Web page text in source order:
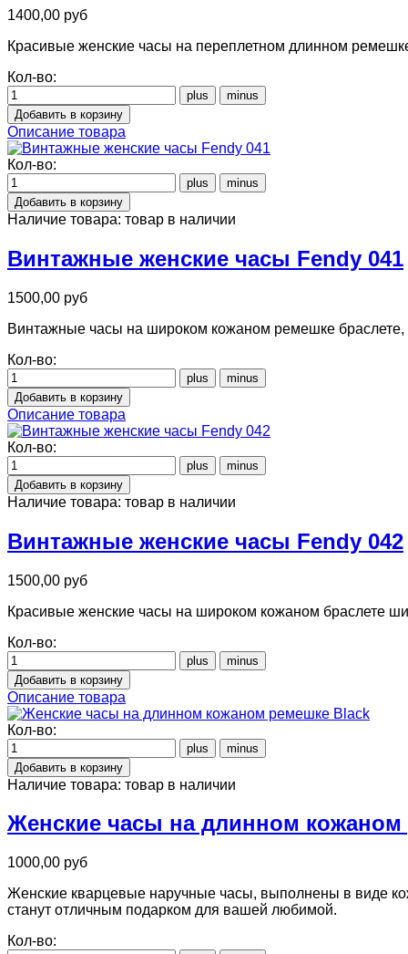
1400,00 руб
Красивые женские часы на переплетном длинном
Кол-во:
Описание товара
Кол-во:
Наличие товара: товар в наличии
Винтажные женские часы Fendy 041
1500,00 руб
Винтажные часы на широком кожаном ремешке браслете,
Кол-во:
Описание товара
Кол-во:
Наличие товара: товар в наличии
Винтажные женские часы Fendy 042
1500,00 руб
Красивые женские часы на широком кожаном браслете
Кол-во:
Описание товара
Кол-во:
Наличие товара: товар в наличии
Женские часы на длинном кожаном
1000,00 руб
Женские кварцевые наручные часы, выполнены в виде
станут отличным подарком для вашей любимой.
Кол-во: